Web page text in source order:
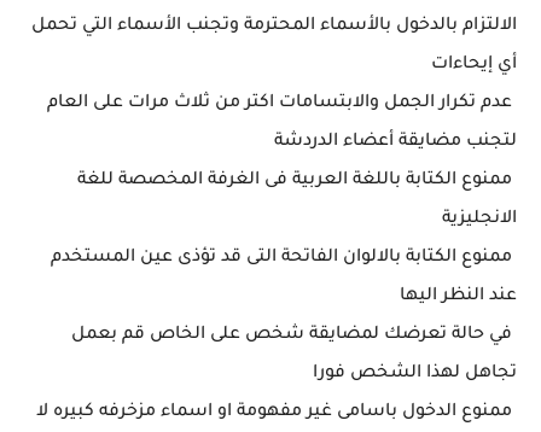
الالتزام بالدخول بالأسماء المحترمة وتجنب الأسماء التي تحمل
أي إيحاءات
عدم تكرار الجمل والابتسامات اكتر من ثلاث مرات على العام
لتجنب مضايقة أعضاء الدردشة
ممنوع الكتابة باللغة العربية فى الغرفة المخصصة للغة
الانجليزية
ممنوع الكتابة بالالوان الفاتحة التى قد تؤذى عين المستخدم
عند النظر اليها
في حالة تعرضك لمضايقة شخص على الخاص قم بعمل
تجاهل لهذا الشخص فورا
ممنوع الدخول باسامى غير مفهومة او اسماء مزخرفه كبيره لا